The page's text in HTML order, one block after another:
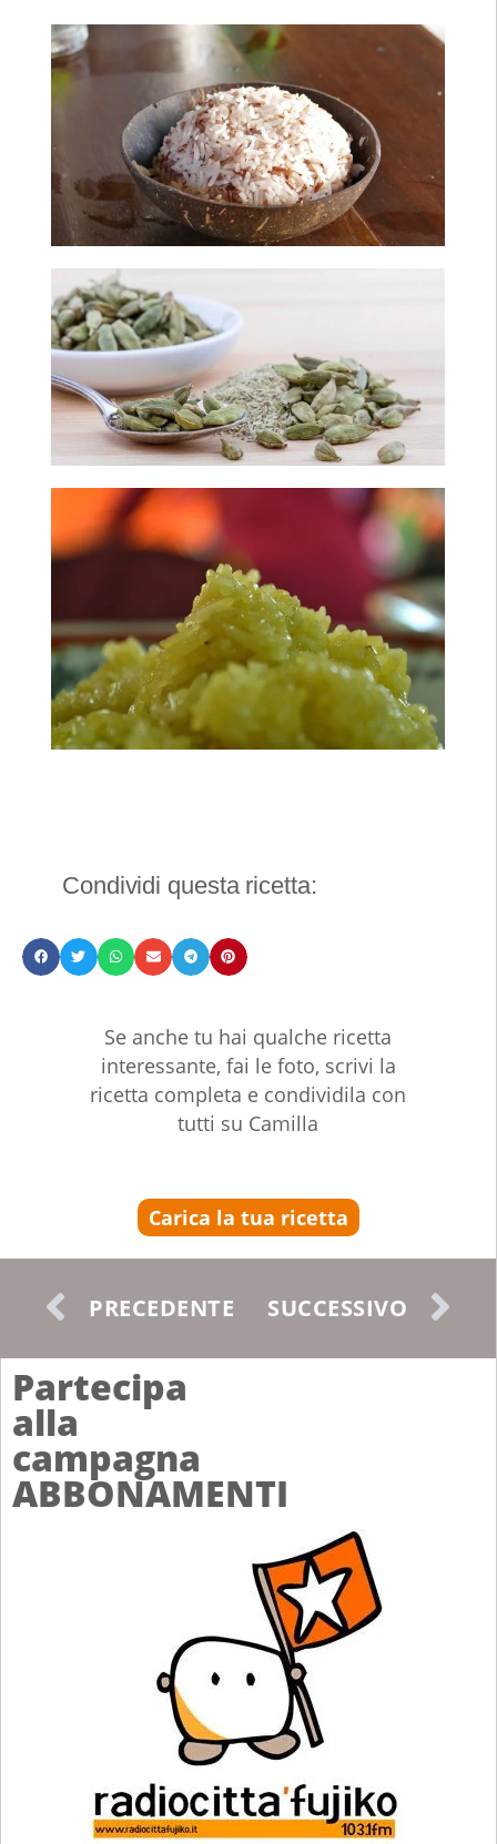
Partecipa
alla
campagna
ABBONAMENTI
Condividi questa ricetta:
Se anche tu hai qualche ricetta
interessante, fai le foto, scrivi la
ricetta completa e condividila con
tutti su Camilla
Carica la tua ricetta
PRECEDENTE SUCCESSIVO